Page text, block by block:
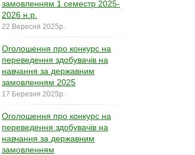
замовленням 1 семестр 2025-
2026 н.р.
22 Вересня 2025р.
Оголошення про конкурс на
переведення здобувачів на
навчання за державним
замовленням 2025
17 Березня 2025р.
Оголошення про конкурс на
переведення здобувачів на
навчання за державним
замовленням